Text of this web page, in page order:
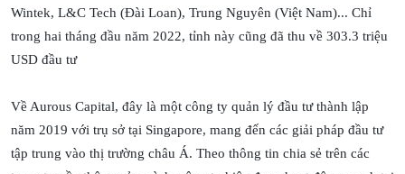
Wintek, L&C Tech (Đài Loan), Trung Nguyên (Việt Nam)... Chỉ
trong hai tháng đầu năm 2022, tỉnh này cũng đã thu về 303.3 triệu
USD đầu tư
Về Aurous Capital, đây là một công ty quản lý đầu tư thành lập
năm 2019 với trụ sở tại Singapore, mang đến các giải pháp đầu tư
tập trung vào thị trường châu Á. Theo thông tin chia sẻ trên các